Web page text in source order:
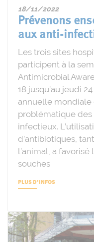
18/11/2022
Prévenons
aux anti-
Les trois sites
participent à la
Antimicrobial
18 jusqu’au jeudi
annuelle mondiale
problématique des
infectieux.
d’antibiotiques,
l’animal, a
souches
PLUS D'INFOS